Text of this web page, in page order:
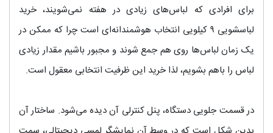
برای افرادی که لباس‌های زیادی در هفته نمی‌شویند، خرید
لباسشویی ۹ کیلویی انتخاب هوشمندانه‌ای است چرا که ممکن در
یک زمان لباس‌ها روی هم جمع شوند و مجبور باشیم مقدار زیادی
لباس را باهم بشویم، لذا خرید این ظرفیت انتخابی معقول است.
در قسمت جلویی دستگاه، پنل کنترلی آن دیده می‌شود. ساختار آن